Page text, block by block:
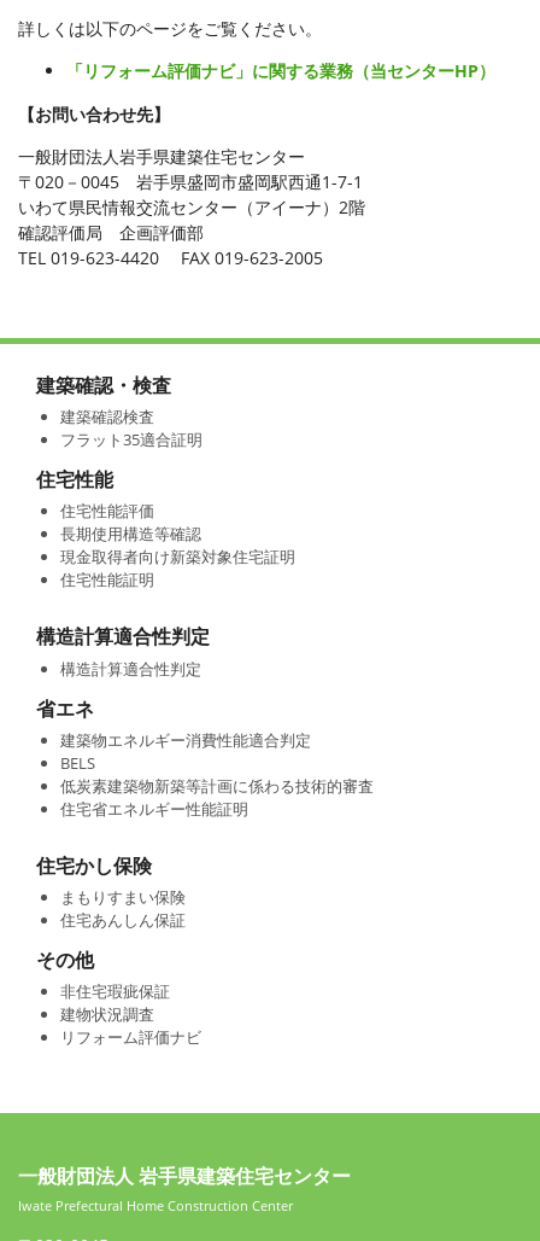
詳しくは以下のページをご覧ください。
「リフォーム評価ナビ」に関する業務（当センターHP）
【お問い合わせ先】
一般財団法人岩手県建築住宅センター
〒020－0045 岩手県盛岡市盛岡駅西通1-7-1
いわて県民情報交流センター（アイーナ）2階
確認評価局 企画評価部
TEL 019-623-4420 FAX 019-623-2005
建築確認・検査
建築確認検査
フラット35適合証明
住宅性能
住宅性能評価
長期使用構造等確認
現金取得者向け新築対象住宅証明
住宅性能証明
構造計算適合性判定
構造計算適合性判定
省エネ
建築物エネルギー消費性能適合判定
BELS
低炭素建築物新築等計画に係わる技術的審査
住宅省エネルギー性能証明
住宅かし保険
まもりすまい保険
住宅あんしん保証
その他
非住宅瑕疵保証
建物状況調査
リフォーム評価ナビ
一般財団法人 岩手県建築住宅センター
Iwate Prefectural Home Construction Center